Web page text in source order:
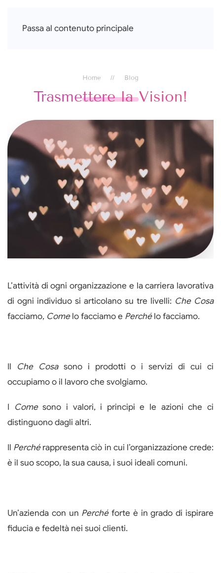
Passa al contenuto principale
Francesca Di Falco
Home Blog
Trasmettere la Vision!
L’attività di ogni organizzazione e la carriera lavorativa
di ogni individuo si articolano su tre livelli: Che Cosa
facciamo, Comelo facciamo e Perchélo facciamo.
Il Che Cosasono i prodotti o i servizi di cui ci
occupiamo o il lavoro che svolgiamo.
I Comesono i valori, i principi e le azioni che ci
distinguono dagli altri.
Il Perchérappresenta ciò in cui l’organizzazione crede:
è il suo scopo, la sua causa, i suoi ideali comuni.
Un’azienda con un Perchéforte è in grado di ispirare
fiducia e fedeltà nei suoi clienti.